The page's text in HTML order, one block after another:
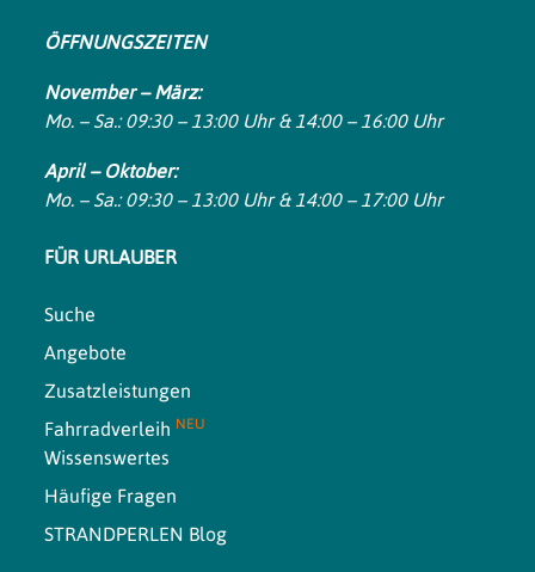
ÖFFNUNGSZEITEN
November – März:
Mo. – Sa.: 09:30 – 13:00 Uhr & 14:00 – 16:00 Uhr
April – Oktober:
Mo. – Sa.: 09:30 – 13:00 Uhr & 14:00 – 17:00 Uhr
FÜR URLAUBER
Suche
Angebote
Zusatzleistungen
Fahrradverleih NEU
Wissenswertes
Häufige Fragen
STRANDPERLEN Blog